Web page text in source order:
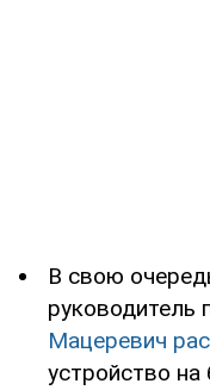
В свою
руководитель
Мацеревич
устройство